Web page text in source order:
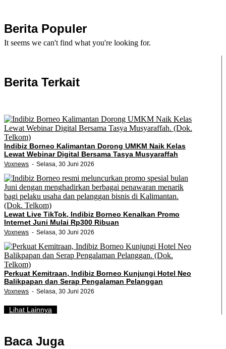
Berita Populer
It seems we can't find what you're looking for.
Berita Terkait
Indibiz Borneo Kalimantan Dorong UMKM Naik Kelas
Lewat Webinar Digital Bersama Tasya Musyaraffah
Voxnews Selasa, 30 Juni 2026
Lewat Live TikTok, Indibiz Borneo Kenalkan Promo
Internet Juni Mulai Rp300 Ribuan
Voxnews Selasa, 30 Juni 2026
Perkuat Kemitraan, Indibiz Borneo Kunjungi Hotel Neo
Balikpapan dan Serap Pengalaman Pelanggan
Voxnews Selasa, 30 Juni 2026
Lihat Lainnya
Baca Juga